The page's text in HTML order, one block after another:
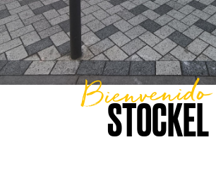
STOCKEL